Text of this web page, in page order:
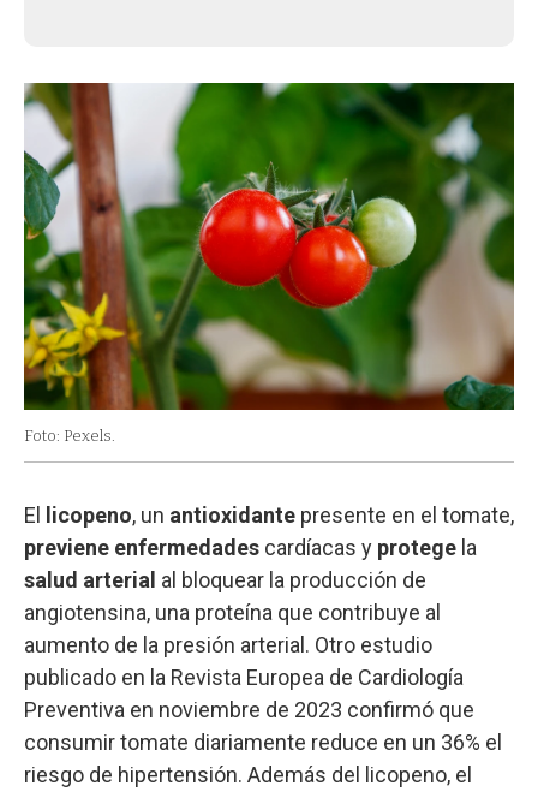
Foto: Pexels.
El licopeno, un antioxidante presente en el tomate,
previene enfermedades cardíacas y protege la
salud arterial al bloquear la producción de
angiotensina, una proteína que contribuye al
aumento de la presión arterial. Otro estudio
publicado en la Revista Europea de Cardiología
Preventiva en noviembre de 2023 confirmó que
consumir tomate diariamente reduce en un 36% el
riesgo de hipertensión. Además del licopeno, el